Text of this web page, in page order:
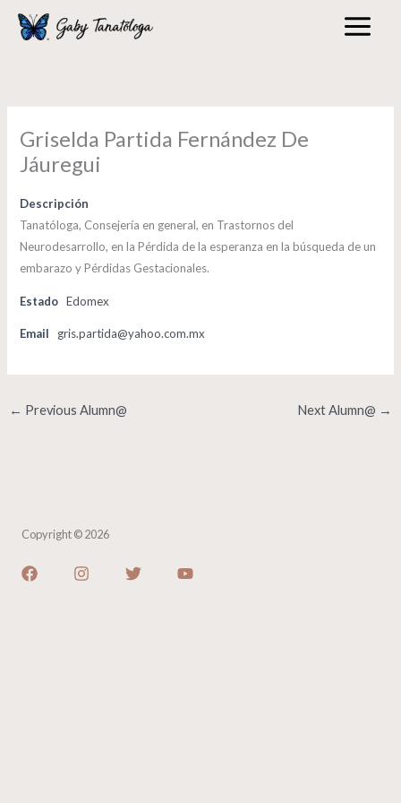
Griselda Partida Fernández De
Jáuregui
Descripción
Tanatóloga, Consejería en general, en Trastornos del
Neurodesarrollo, en la Pérdida de la esperanza en la búsqueda de un
embarazo y Pérdidas Gestacionales.
Estado Edomex
Email gris.partida@yahoo.com.mx
← Previous Alumn@ Next Alumn@ →
Copyright © 2026